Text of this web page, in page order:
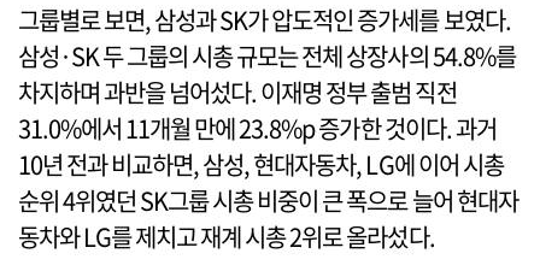
그룹별로 보면, 삼성과 SK가 압도적인 증가세를 보였다.
삼성·SK 두 그룹의 시총 규모는 전체 상장사의 54.8%를
차지하며 과반을 넘어섰다. 이재명 정부 출범 직전
31.0%에서 11개월 만에 23.8%p 증가한 것이다. 과거
10년 전과 비교하면, 삼성, 현대자동차, LG에 이어 시총
순위 4위였던 SK그룹 시총 비중이 큰 폭으로 늘어 현대자
동차와 LG를 제치고 재계 시총 2위로 올라섰다.